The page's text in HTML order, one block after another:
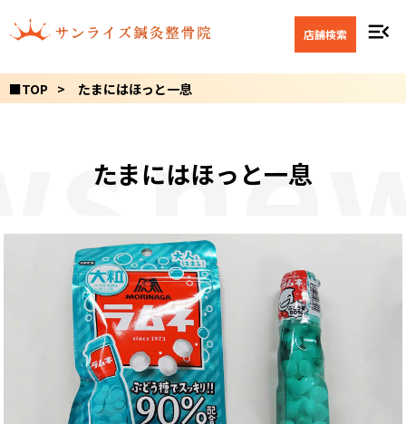
店舗検索 menu_open
■TOP たまにはほっと一息
たまにはほっと一息